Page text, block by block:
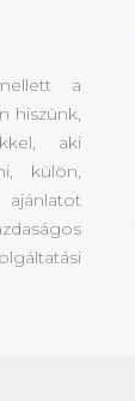
a
hiszünk,
aki
külön,